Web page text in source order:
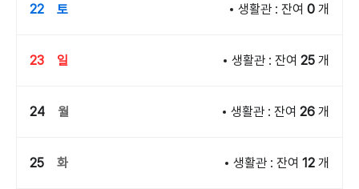
22 토 생활관 : 잔여 0 개
23 일 생활관 : 잔여 25 개
24 월 생활관 : 잔여 26 개
25 화 생활관 : 잔여 12 개